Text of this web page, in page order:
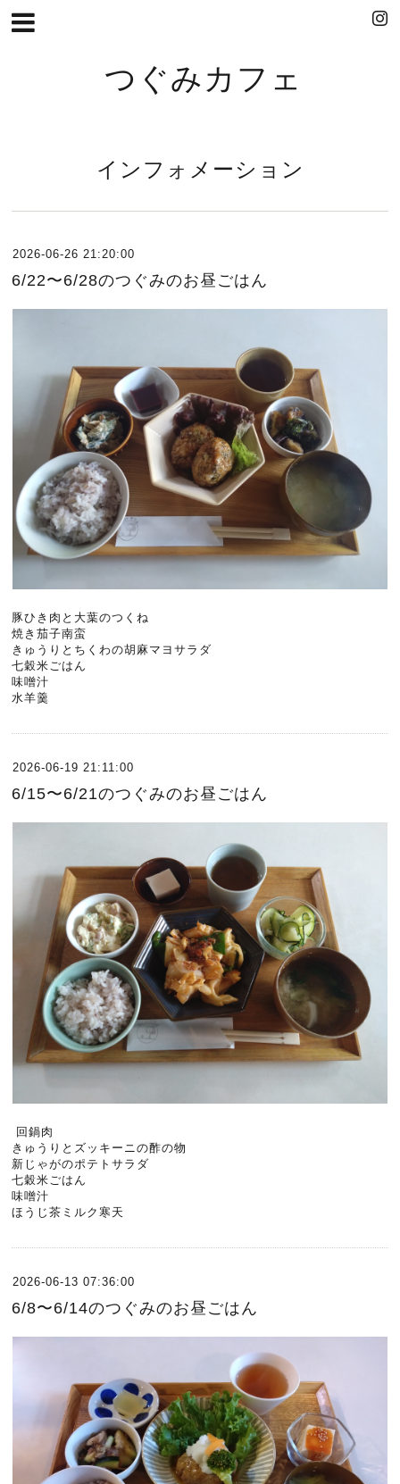
つぐみカフェ
インフォメーション
2026-06-26 21:20:00
6/22〜6/28のつぐみのお昼ごはん
豚ひき肉と大葉のつくね
焼き茄子南蛮
きゅうりとちくわの胡麻マヨサラダ
七穀米ごはん
味噌汁
水羊羹
2026-06-19 21:11:00
6/15〜6/21のつぐみのお昼ごはん
回鍋肉
きゅうりとズッキーニの酢の物
新じゃがのポテトサラダ
七穀米ごはん
味噌汁
ほうじ茶ミルク寒天
2026-06-13 07:36:00
6/8〜6/14のつぐみのお昼ごはん